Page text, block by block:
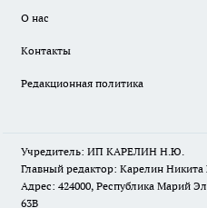
О нас
Контакты
Редакционная политика
Учредитель: ИП КАРЕЛИН Н.Ю.
Главный редактор: Карелин
Адрес: 424000, Республика Марий
63В